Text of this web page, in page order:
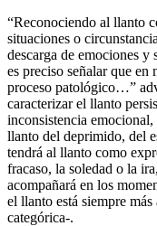
“Reconociendo al llanto
situaciones o
descarga de emociones y
es preciso señalar que en
proceso patológico…”
caracterizar el llanto
inconsistencia
llanto del deprimido, del
tendrá al llanto como
fracaso, la soledad o la
acompañará en los
el llanto está siempre
categórica-.